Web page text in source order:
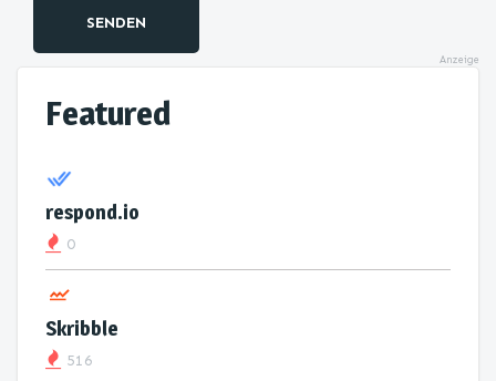
SENDEN
Anzeige
Featured
respond.io
0
Skribble
516